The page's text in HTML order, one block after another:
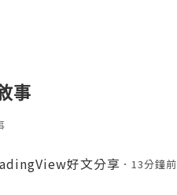
事
好文分享 13分鐘前